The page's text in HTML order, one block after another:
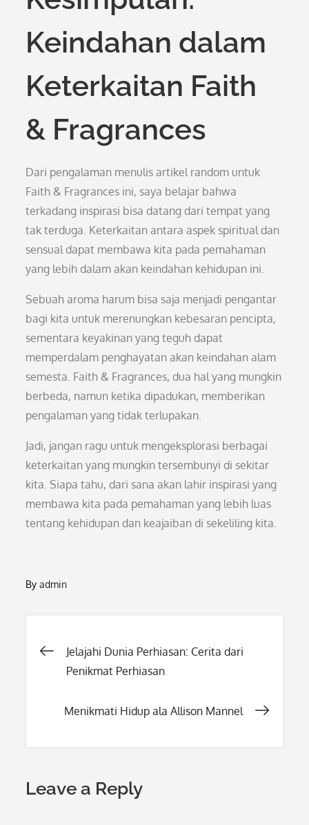
Keindahan dalam
Keterkaitan Faith
& Fragrances
Dari pengalaman menulis artikel random untuk
Faith & Fragrances ini, saya belajar bahwa
terkadang inspirasi bisa datang dari tempat yang
tak terduga. Keterkaitan antara aspek spiritual dan
sensual dapat membawa kita pada pemahaman
yang lebih dalam akan keindahan kehidupan ini.
Sebuah aroma harum bisa saja menjadi pengantar
bagi kita untuk merenungkan kebesaran pencipta,
sementara keyakinan yang teguh dapat
memperdalam penghayatan akan keindahan alam
semesta. Faith & Fragrances, dua hal yang mungkin
berbeda, namun ketika dipadukan, memberikan
pengalaman yang tidak terlupakan.
Jadi, jangan ragu untuk mengeksplorasi berbagai
keterkaitan yang mungkin tersembunyi di sekitar
kita. Siapa tahu, dari sana akan lahir inspirasi yang
membawa kita pada pemahaman yang lebih luas
tentang kehidupan dan keajaiban di sekeliling kita.
Byadmin
Post
Jelajahi Dunia Perhiasan: Cerita dari
Penikmat Perhiasan
Menikmati Hidup ala Allison Mannel
Leave a Reply